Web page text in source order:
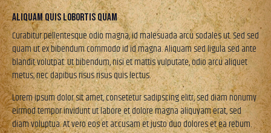
ALIQUAM QUIS LOBORTIS QUAM
Curabitur pellentesque odio magna, id malesuada arcu sodales ut. Sed sed
quam ut ex bibendum commodo id id magna. Aliquam sed ligula sed ante
blandit volutpat. Ut bibendum, nisi et mattis vulputate, odio arcu aliquet
metus, nec dapibus risus risus quis lectus.
Lorem ipsum dolor sit amet, consetetur sadipscing elitr, sed diam nonumy
eirmod tempor invidunt ut labore et dolore magna aliquyam erat, sed
diam voluptua. At vero eos et accusam et justo duo dolores et ea rebum.